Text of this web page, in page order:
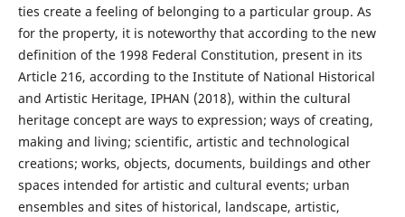
ties create a feeling of belonging to a particular group. As
for the property, it is noteworthy that according to the new
definition of the 1998 Federal Constitution, present in its
Article 216, according to the Institute of National Historical
and Artistic Heritage, IPHAN (2018), within the cultural
heritage concept are ways to expression; ways of creating,
making and living; scientific, artistic and technological
creations; works, objects, documents, buildings and other
spaces intended for artistic and cultural events; urban
ensembles and sites of historical, landscape, artistic,